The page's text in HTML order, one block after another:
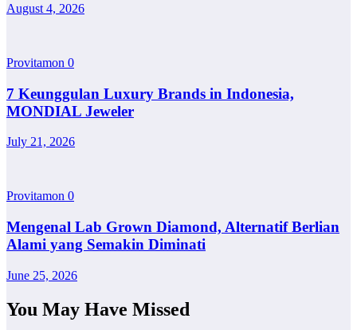
August 4, 2026
Provitamon 0
7 Keunggulan Luxury Brands in Indonesia,
MONDIAL Jeweler
July 21, 2026
Provitamon 0
Mengenal Lab Grown Diamond, Alternatif Berlian
Alami yang Semakin Diminati
June 25, 2026
You May Have Missed